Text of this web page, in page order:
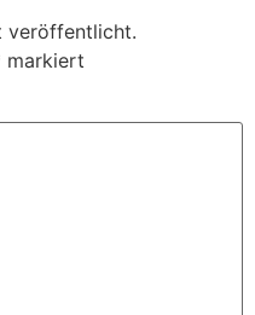
veröffentlicht.
markiert